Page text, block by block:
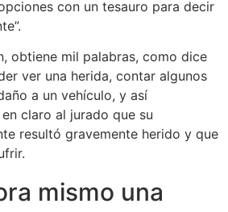
con un tesauro para decir
obtiene mil palabras, como dice
ver una herida, contar algunos
a un vehículo, y así
claro al jurado que su
resultó gravemente herido y que
mismo una